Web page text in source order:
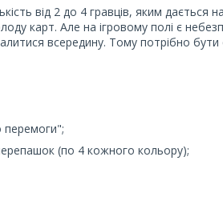
від 2 до 4 гравців, яким дається
карт. Але на ігровому полі є
всередину. Тому потрібно
перемоги";
черепашок (по 4 кожного кольору);